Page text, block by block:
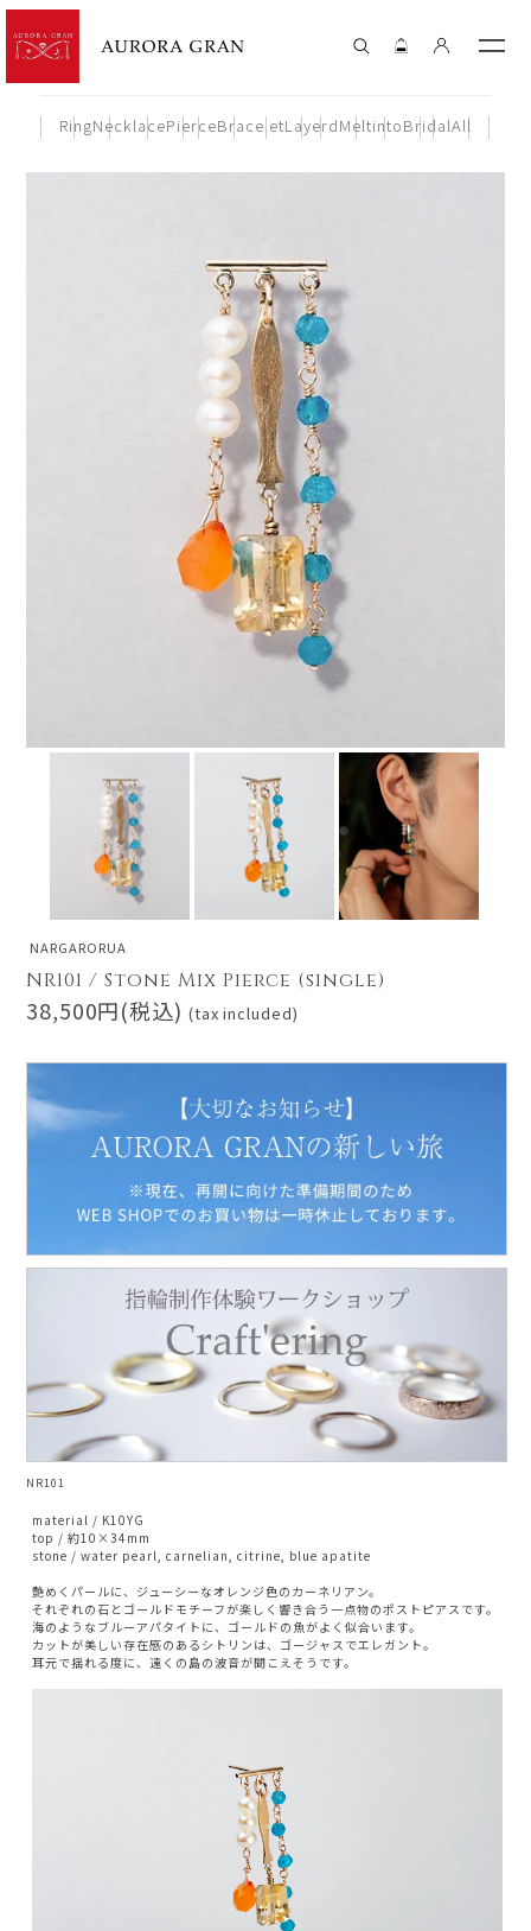
RingNecklacePierceBraceletLayerdMeltintoBridalAll
NARGARORUA
NR101 / Stone Mix Pierce (single)
38,500円(税込) (tax included)
NR101
material / K10YG
top / 約10×34mm
stone / water pearl, carnelian, citrine, blue apatite
艶めくパールに、ジューシーなオレンジ色のカーネリアン。
それぞれの石とゴールドモチーフが楽しく響き合う一点物のポストピアスです。
海のようなブルーアパタイトに、ゴールドの魚がよく似合います。
カットが美しい存在感のあるシトリンは、ゴージャスでエレガント。
耳元で揺れる度に、遠くの島の波音が聞こえそうです。
AURORA GRAN
AURORA GRAN BRIDAL
NARGARORUA